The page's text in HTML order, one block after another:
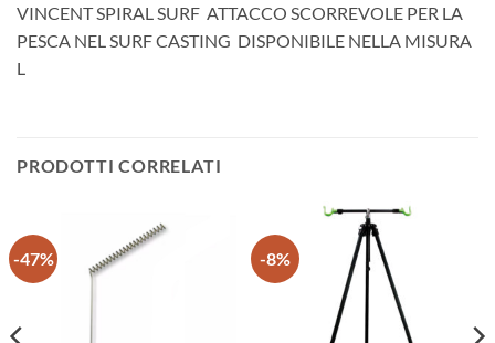
VINCENT SPIRAL SURF ATTACCO SCORREVOLE PER LA
PESCA NEL SURF CASTING DISPONIBILE NELLA MISURA
L
PRODOTTI CORRELATI
-47% -8%